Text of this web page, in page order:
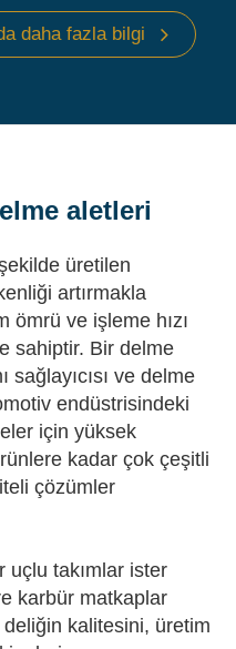
daha fazla bilgi
aletleri
üretilen
artırmakla
ömrü ve işleme hızı
sahiptir. Bir delme
sağlayıcısı ve delme
endüstrisindeki
için yüksek
kadar çok çeşitli
çözümler
uçlu takımlar ister
karbür matkaplar
deliğin kalitesini, üretim